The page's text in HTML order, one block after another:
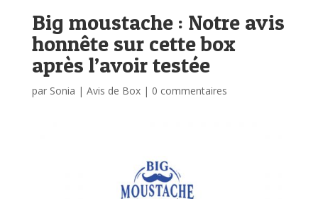
Big moustache : Notre avis
honnête sur cette box
après l’avoir testée
par Sonia | Avis de Box| 0 commentaires